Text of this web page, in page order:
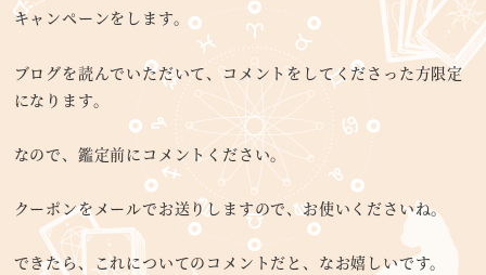
キャンペーンをします。
ブログを読んでいただいて、コメントをしてくださった方限定
になります。
なので、鑑定前にコメントください。
クーポンをメールでお送りしますので、お使いくださいね。
できたら、これについてのコメントだと、なお嬉しいです。